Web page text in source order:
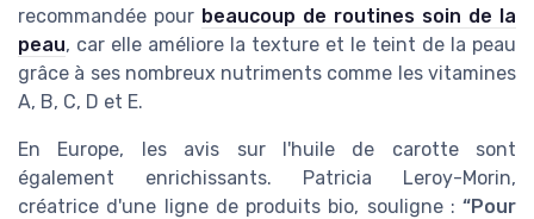
recommandée pour beaucoup de routines soin de la
peau, car elle améliore la texture et le teint de la peau
grâce à ses nombreux nutriments comme les vitamines
A, B, C, D et E.
En Europe, les avis sur l'huile de carotte sont
également enrichissants. Patricia Leroy-Morin,
créatrice d'une ligne de produits bio, souligne : “Pour